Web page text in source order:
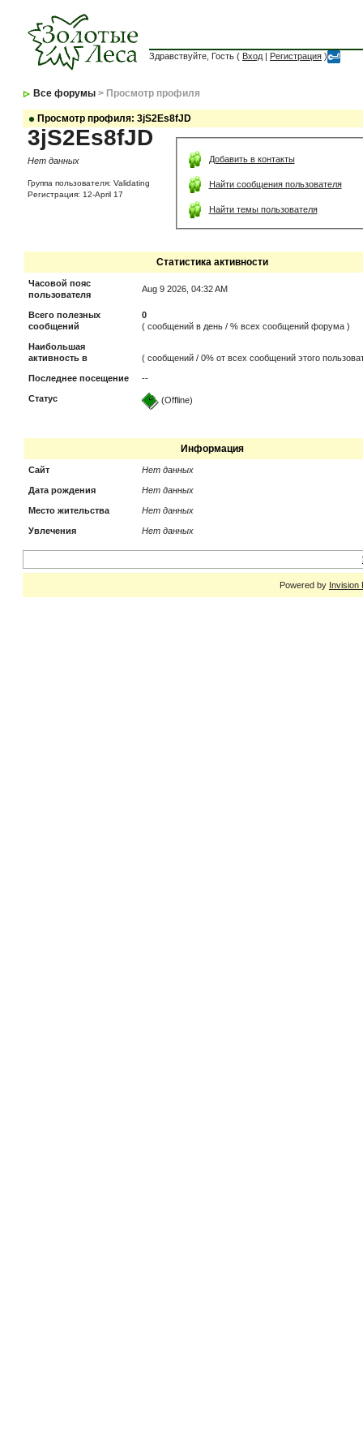
Здравствуйте, Гость ( Вход | Регистрация )
Все форумы > Просмотр профиля
Просмотр профиля: 3jS2Es8fJD
3jS2Es8fJD
Нет данных
Группа пользователя: Validating
Регистрация: 12-April 17
Добавить в контакты
Найти сообщения пользователя
Найти темы пользователя
Статистика активности
Часовой пояс
пользователя
Aug 9 2026, 04:32 AM
Всего полезных
сообщений
0
( сообщений в день / % всех сообщений форума )
Наибольшая
активность в
( сообщений / 0% от всех сообщений этого
Последнее посещение --
Статус (Offline)
Информация
Сайт Нет данных
Дата рождения Нет данных
Место жительства Нет данных
Увлечения Нет данных
Powered by Invision